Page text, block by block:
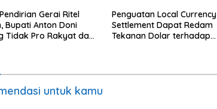
Gerai Ritel
Bupati Anton Doni
Tidak Pro Rakyat dan
Penguatan Local Currency
Settlement Dapat Redam
Tekanan Dolar terhadap
untuk kamu